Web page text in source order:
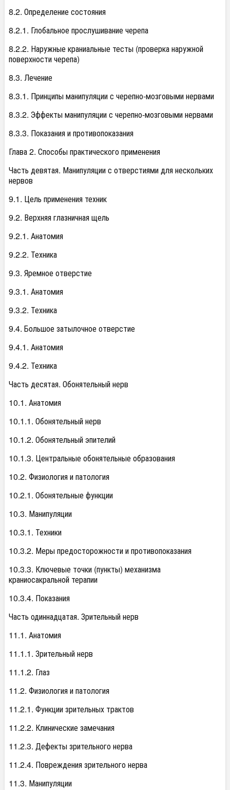
8.2. Определение состояния
8.2.1. Глобальное прослушивание черепа
8.2.2. Наружные краниальные тесты (проверка наружной
поверхности черепа)
8.3. Лечение
8.3.1. Принципы манипуляции с черепно-мозговыми нервами
8.3.2. Эффекты манипуляции с черепно-мозговыми нервами
8.3.3. Показания и противопоказания
Глава 2. Способы практического применения
Часть девятая. Манипуляции с отверстиями для нескольких
нервов
9.1. Цель применения техник
9.2. Верхняя глазничная щель
9.2.1. Анатомия
9.2.2. Техника
9.3. Яремное отверстие
9.3.1. Анатомия
9.3.2. Техника
9.4. Большое затылочное отверстие
9.4.1. Анатомия
9.4.2. Техника
Часть десятая. Обонятельный нерв
10.1. Анатомия
10.1.1. Обонятельный нерв
10.1.2. Обонятельный эпителий
10.1.3. Центральные обонятельные образования
10.2. Физиология и патология
10.2.1. Обонятельные функции
10.3. Манипуляции
10.3.1. Техники
10.3.2. Меры предосторожности и противопоказания
10.3.3. Ключевые точки (пункты) механизма
краниосакральной терапии
10.3.4. Показания
Часть одиннадцатая. Зрительный нерв
11.1. Анатомия
11.1.1. Зрительный нерв
11.1.2. Глаз
11.2. Физиология и патология
11.2.1. Функции зрительных трактов
11.2.2. Клинические замечания
11.2.3. Дефекты зрительного нерва
11.2.4. Повреждения зрительного нерва
11.3. Манипуляции